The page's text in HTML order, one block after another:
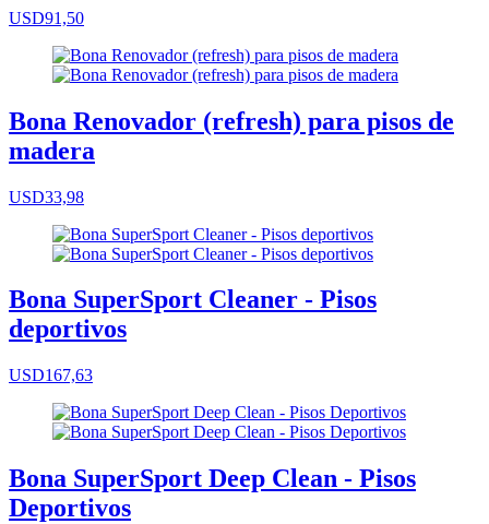
USD91,50
Bona Renovador (refresh) para pisos de
madera
USD33,98
Bona SuperSport Cleaner - Pisos
deportivos
USD167,63
Bona SuperSport Deep Clean - Pisos
Deportivos